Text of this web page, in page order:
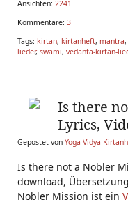
Ansichten: 2241
Kommentare: 3
Tags: kirtan, kirtanheft, mantra,
lieder, swami, vedanta-kirtan-
Is there
Lyrics,
Gepostet von Yoga Vidya
Is there not a Nobler
download,
Nobler Mission ist ein